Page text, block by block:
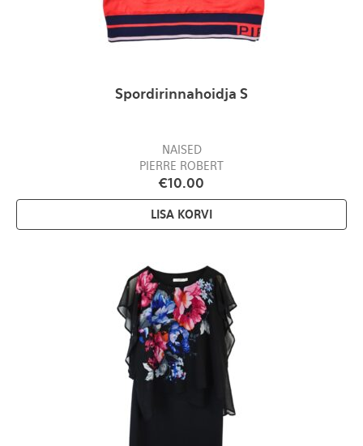
Spordirinnahoidja S
NAISED
PIERRE ROBERT
€10.00
LISA KORVI